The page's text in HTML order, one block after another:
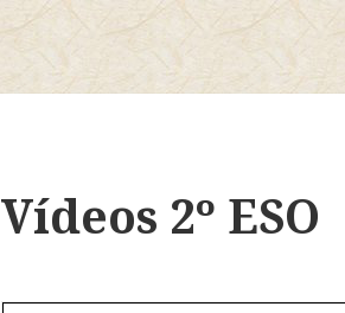
Vídeos 2º ESO